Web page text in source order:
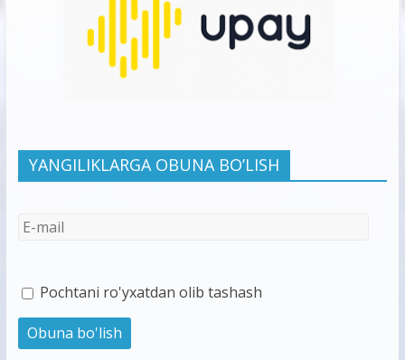
YANGILIKLARGA OBUNA BO’LISH
Pochtani ro'yxatdan olib tashash